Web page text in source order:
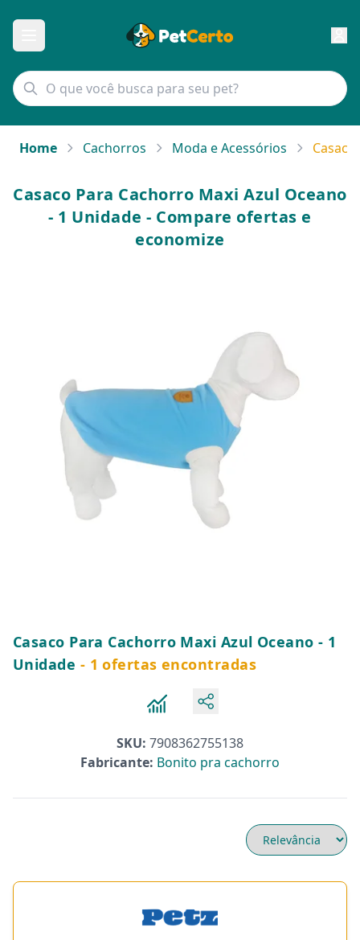
Home Cachorros Moda e Acessórios
Casaco Para Cachorro Maxi Azul Oceano
- 1 Unidade - Compare ofertas e
economize
Casaco Para Cachorro Maxi Azul Oceano - 1
Unidade - 1 ofertas encontradas
SKU: 7908362755138
Fabricante: Bonito pra cachorro